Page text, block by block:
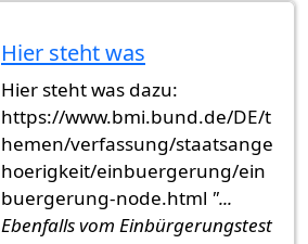
Hier steht was
Hier steht was dazu:
https://www.bmi.bund.de/DE/t
hemen/verfassung/staatsange
hoerigkeit/einbuergerung/ein
buergerung-node.html "...
Ebenfalls vom Einbürgerungstest